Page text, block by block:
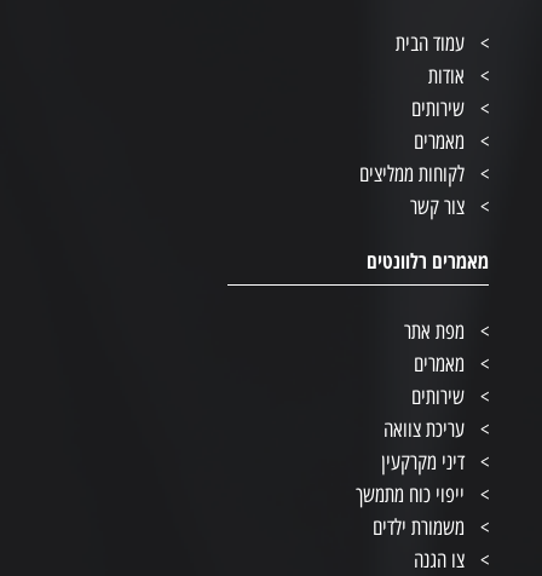
עמוד הבית
אודות
שירותים
מאמרים
לקוחות ממליצים
צור קשר
מאמרים רלוונטים
מפת אתר
מאמרים
שירותים
עריכת צוואה
דיני מקרקעין
ייפוי כוח מתמשך
משמורת ילדים
צו הגנה